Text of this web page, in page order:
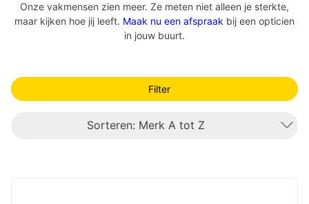
Onze vakmensen zien meer. Ze meten niet alleen je sterkte,
maar kijken hoe jij leeft. Maak nu een afspraak bij een opticien
in jouw buurt.
Filter
Sorteren: Merk A tot Z